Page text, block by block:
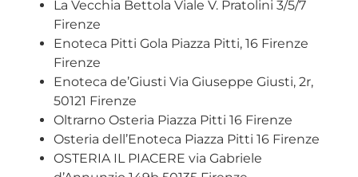
La Vecchia Bettola Viale V. Pratolini 3/5/7
Firenze
Enoteca Pitti Gola Piazza Pitti, 16 Firenze
Firenze
Enoteca de’Giusti Via Giuseppe Giusti, 2r,
50121 Firenze
Oltrarno Osteria Piazza Pitti 16 Firenze
Osteria dell’Enoteca Piazza Pitti 16 Firenze
OSTERIA IL PIACERE via Gabriele